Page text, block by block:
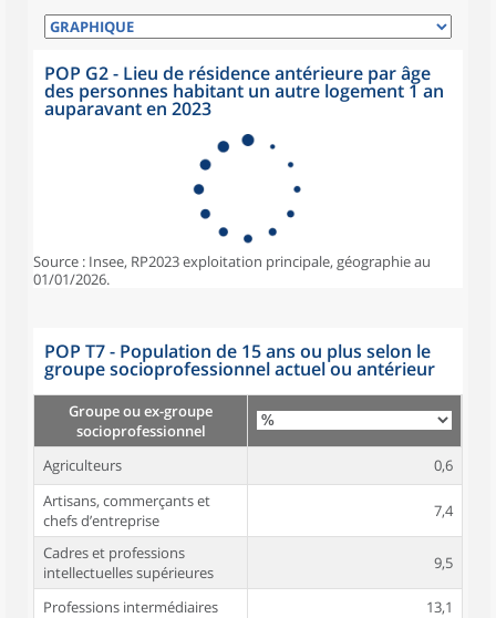
POP G2 - Lieu de résidence antérieure par âge
des personnes habitant un autre logement 1 an
auparavant en 2023
Source : Insee, RP2023 exploitation principale, géographie au
01/01/2026.
POP T7 - Population de 15 ans ou plus selon le
groupe socioprofessionnel actuel ou antérieur
Groupe ou ex-groupe
socioprofessionnel
Agriculteurs
0,6
Artisans, commerçants et
chefs d’entreprise
7,4
Cadres et professions
intellectuelles supérieures
9,5
Professions intermédiaires
13,1